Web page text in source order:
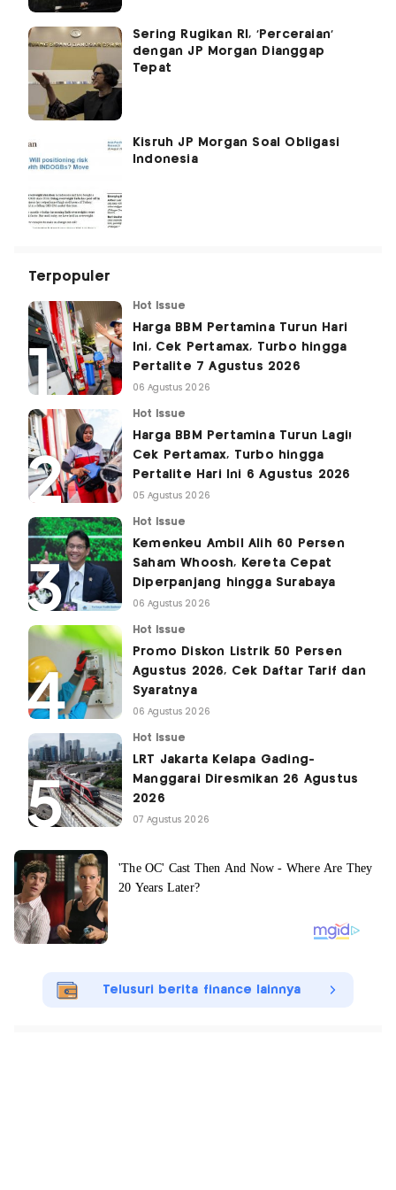
Sering Rugikan RI, 'Perceraian'
dengan JP Morgan Dianggap
Tepat
Kisruh JP Morgan Soal Obligasi
Indonesia
Terpopuler
Hot Issue
Harga BBM Pertamina Turun Hari
Ini, Cek Pertamax, Turbo hingga
Pertalite 7 Agustus 2026
06 Agustus 2026
Hot Issue
Harga BBM Pertamina Turun Lagi!
Cek Pertamax, Turbo hingga
Pertalite Hari Ini 6 Agustus 2026
05 Agustus 2026
Hot Issue
Kemenkeu Ambil Alih 60 Persen
Saham Whoosh, Kereta Cepat
Diperpanjang hingga Surabaya
06 Agustus 2026
Hot Issue
Promo Diskon Listrik 50 Persen
Agustus 2026, Cek Daftar Tarif dan
Syaratnya
06 Agustus 2026
Hot Issue
LRT Jakarta Kelapa Gading-
Manggarai Diresmikan 26 Agustus
2026
07 Agustus 2026
Telusuri berita finance lainnya